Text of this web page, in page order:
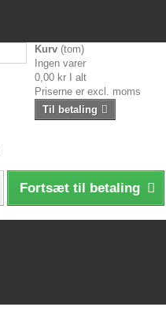
Kurv (tom)
Ingen varer
0,00 kr
I alt
Priserne er excl. moms
Til betaling
Fortsæt til betaling